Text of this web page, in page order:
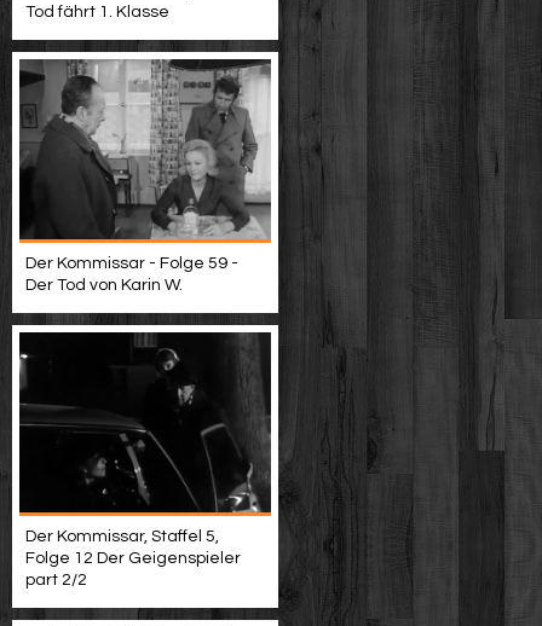
Tod fährt 1. Klasse
Der Kommissar - Folge 59 -
Der Tod von Karin W.
Der Kommissar, Staffel 5,
Folge 12 Der Geigenspieler
part 2/2